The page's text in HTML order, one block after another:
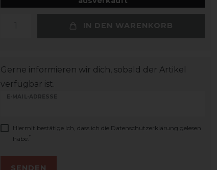
IN DEN WARENKORB
Gerne informieren wir dich, sobald der Artikel
verfügbar ist.
E-MAIL-ADRESSE
Hiermit bestätige ich, dass ich die Daten­schutz­erklärung gelesen
habe. *